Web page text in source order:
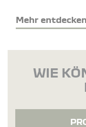
Mehr entdecken
WIE